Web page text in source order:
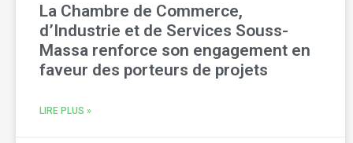
La Chambre de Commerce,
d’Industrie et de Services Souss-
Massa renforce son engagement en
faveur des porteurs de projets
LIRE PLUS »